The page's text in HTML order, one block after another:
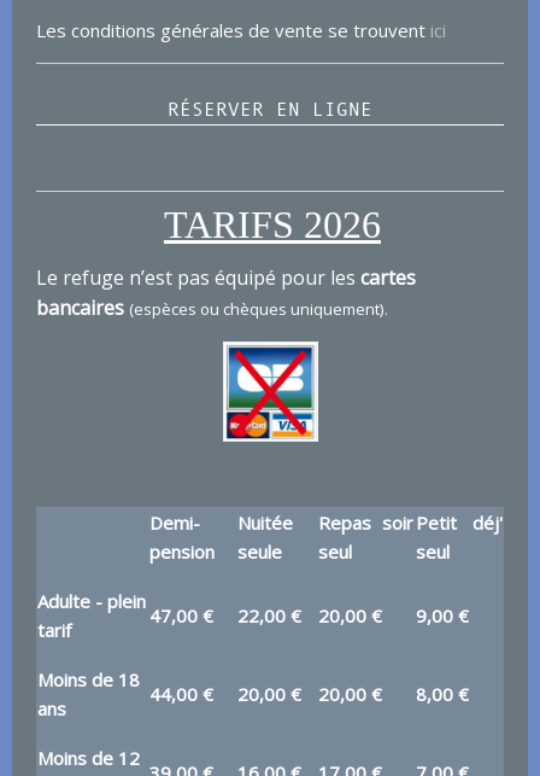
Les conditions générales de vente se trouvent ici
RÉSERVER EN LIGNE
TARIFS 2026
Le refuge n’est pas équipé pour les cartes
bancaires (espèces ou chèques uniquement).
Demi-
pension
Nuitée
seule
Repas soir
seul
Petit déj'
seul
Adulte - plein
tarif
47,00 € 22,00 € 20,00 € 9,00 €
Moins de 18
ans
44,00 € 20,00 € 20,00 € 8,00 €
Moins de 12